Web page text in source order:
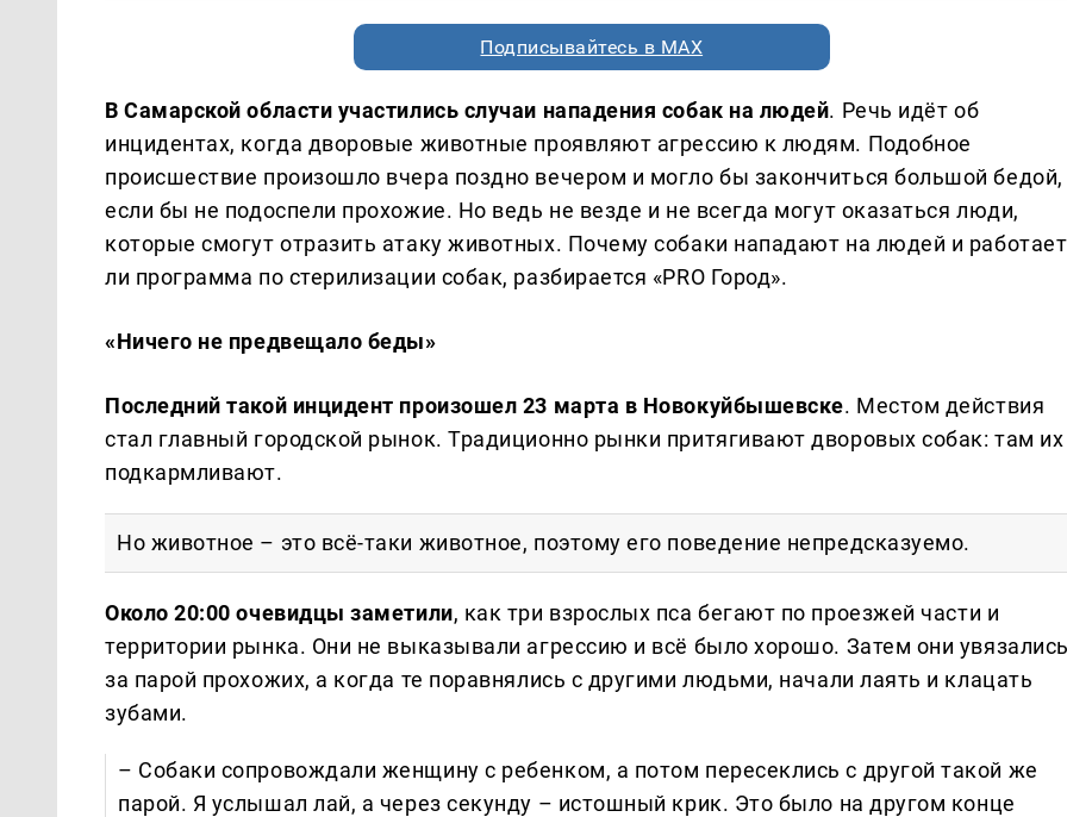
Подписывайтесь в MAX
В Самарской области участились случаи нападения собак на людей. Речь идёт об
инцидентах, когда дворовые животные проявляют агрессию к людям. Подобное
происшествие произошло вчера поздно вечером и могло бы закончиться большой бедой,
если бы не подоспели прохожие. Но ведь не везде и не всегда могут оказаться люди,
которые смогут отразить атаку животных. Почему собаки нападают на людей и работает
ли программа по стерилизации собак, разбирается «PRO Город».
«Ничего не предвещало беды»
Последний такой инцидент произошел 23 марта в Новокуйбышевске. Местом действия
стал главный городской рынок. Традиционно рынки притягивают дворовых собак: там их
подкармливают.
Но животное – это всё-таки животное, поэтому его поведение непредсказуемо.
Около 20:00 очевидцы заметили, как три взрослых пса бегают по проезжей части и
территории рынка. Они не выказывали агрессию и всё было хорошо. Затем они
за парой прохожих, а когда те поравнялись с другими людьми, начали лаять и клацать
зубами.
– Собаки сопровождали женщину с ребенком, а потом пересеклись с другой такой же
парой. Я услышал лай, а через секунду – истошный крик. Это было на другом конце